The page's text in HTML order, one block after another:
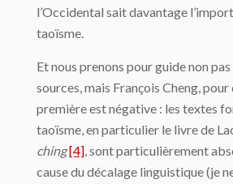
l’Occidental sait davantage
taoïsme.
Et nous prenons pour guide non
sources, mais François Cheng, pour
première est négative : les textes
taoïsme, en particulier le livre de
ching[4], sont particulièrement
cause du décalage linguistique (je